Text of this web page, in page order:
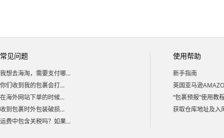
常见问题
我想去海淘，需要支付哪...
你们收到我的包裹会打...
在海外网站下单的时候...
收到包裹时外包装破损...
运费中包含关税吗？如果...
使用帮助
新手指南
英国亚马逊
“包裹预报”使用教
获取仓库地址及入